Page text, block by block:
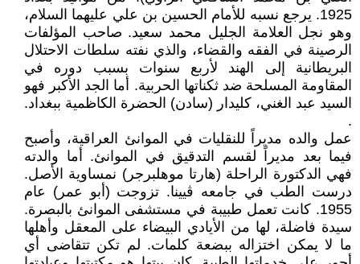
1925. يرجع نسبه للأمام الحسين بن علي عليهما السلام،
وهو نجل العلامة الجليل محمد سعيد. صاحب المؤلفات
الرصينة في الفقه والقضاء، والذي نفته سلطات الاحتلال
البريطانية إلى الهند لأربع سنوات بسبب دوره في
المقاومة المسلحة ضد ثكناتها الحربية. أما الجد الأكبر فهو
السيد عبد الغني، كليدار (سادن) الحضرة الكاظمية ببغداد.
.
عمل والده مديراً للنقليات في الموانئ العراقية، وأصبح
فيما بعد مديراً لقسم التدقيق في الموانئ. أما والدته
فهي الدكتورة الراحلة (هارتا موهلبرجر) نمساوية الأصل.
درست الطب في جامعه ڤيينا. تزوجت (أبو عمر) عام
1955. كانت تعمل طبيبة في مستشفى الموانئ بالبصرة.
سيدة فاضلة، لها من الأيادي البيضاء على المعقل وأهلها
ما لا يمكن اختزاله ببضعة كلمات. لم تكن تتقاضى أي